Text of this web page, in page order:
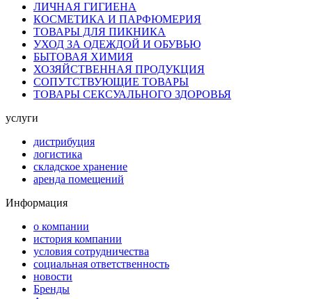
ЛИЧНАЯ ГИГИЕНА
КОСМЕТИКА И ПАРФЮМЕРИЯ
ТОВАРЫ ДЛЯ ПИКНИКА
УХОД ЗА ОДЕЖДОЙ И ОБУВЬЮ
БЫТОВАЯ ХИМИЯ
ХОЗЯЙСТВЕННАЯ ПРОДУКЦИЯ
СОПУТСТВУЮЩИЕ ТОВАРЫ
ТОВАРЫ СЕКСУАЛЬНОГО ЗДОРОВЬЯ
услуги
дистрибуция
логистика
складское хранение
аренда помещений
Информация
о компании
история компании
условия сотрудничества
социальная ответственность
новости
Бренды